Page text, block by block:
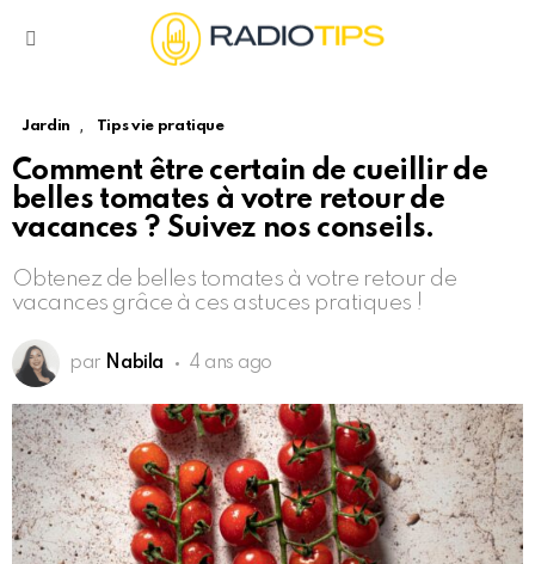
Jardin , Tips vie pratique
Comment être certain de cueillir de
belles tomates à votre retour de
vacances ? Suivez nos conseils.
Obtenez de belles tomates à votre retour de
vacances grâce à ces astuces pratiques !
par Nabila 4 ans ago